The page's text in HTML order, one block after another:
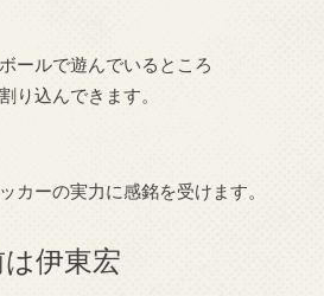
ールで遊んでいるところ
り込んできます。
カーの実力に感銘を受けます。
伊東宏